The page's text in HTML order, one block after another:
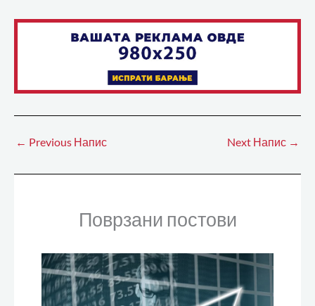
← Previous Напис Next Напис →
Поврзани постови